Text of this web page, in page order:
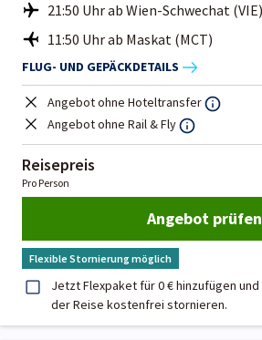
21:50 Uhr ab Wien-Schwechat (VIE)
11:50 Uhr ab Maskat (MCT)
FLUG- UND GEPÄCKDETAILS
Angebot ohne Hoteltransfer
Angebot ohne Rail & Fly
Reisepreis
Pro Person
Angebot prüfen
Flexible Stornierung möglich
Jetzt Flexpaket für 0 € hinzufügen und
der Reise kostenfrei stornieren.